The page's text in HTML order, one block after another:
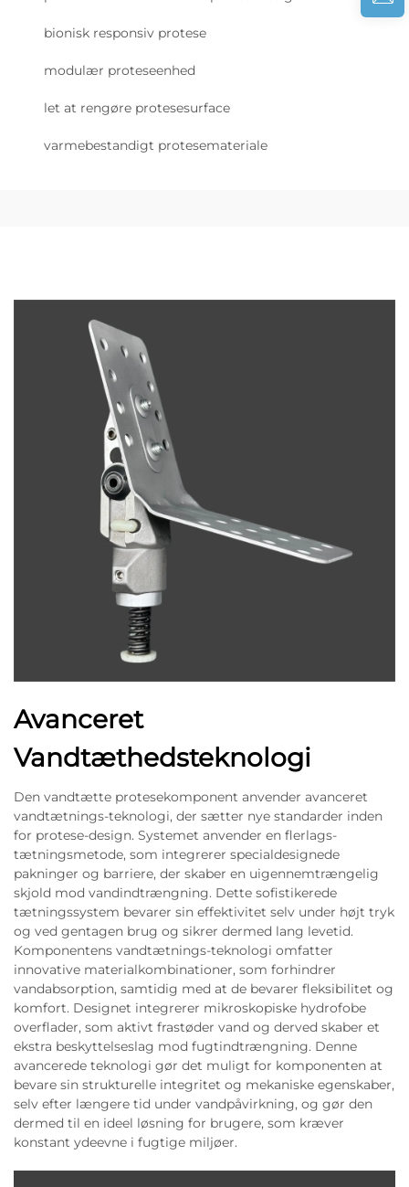
bionisk responsiv protese
modulær proteseenhed
let at rengøre protesesurface
varmebestandigt protesemateriale
Avanceret
Vandtæthedsteknologi
Den vandtætte protesekomponent anvender avanceret
vandtætnings-teknologi, der sætter nye standarder inden
for protese-design. Systemet anvender en flerlags-
tætningsmetode, som integrerer specialdesignede
pakninger og barriere, der skaber en uigennemtrængelig
skjold mod vandindtrængning. Dette sofistikerede
tætningssystem bevarer sin effektivitet selv under højt tryk
og ved gentagen brug og sikrer dermed lang levetid.
Komponentens vandtætnings-teknologi omfatter
innovative materialkombinationer, som forhindrer
vandabsorption, samtidig med at de bevarer fleksibilitet og
komfort. Designet integrerer mikroskopiske hydrofobe
overflader, som aktivt frastøder vand og derved skaber et
ekstra beskyttelseslag mod fugtindtrængning. Denne
avancerede teknologi gør det muligt for komponenten at
bevare sin strukturelle integritet og mekaniske egenskaber,
selv efter længere tid under vandpåvirkning, og gør den
dermed til en ideel løsning for brugere, som kræver
konstant ydeevne i fugtige miljøer.